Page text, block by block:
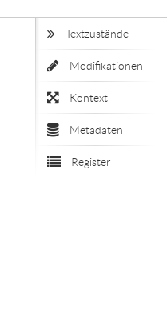
Textzustände
Modifikationen
Kontext
Metadaten
Register